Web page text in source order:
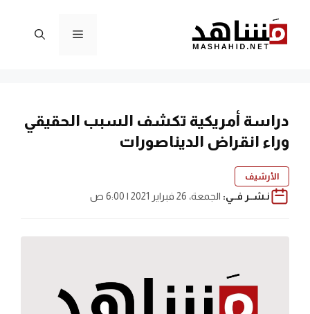
المحتوى
القائمة
دراسة أمريكية تكشف السبب الحقيقي
وراء انقراض الديناصورات
الأرشيف
نـشــر فــي: الجمعة، 26 فبراير 2021 | 6:00 ص